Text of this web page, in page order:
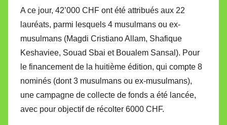
A ce jour, 42’000 CHF ont été attribués aux 22
lauréats, parmi lesquels 4 musulmans ou ex-
musulmans (Magdi Cristiano Allam, Shafique
Keshaviee, Souad Sbai et Boualem Sansal). Pour
le financement de la huitième édition, qui compte 8
nominés (dont 3 musulmans ou ex-musulmans),
une campagne de collecte de fonds a été lancée,
avec pour objectif de récolter 6000 CHF.